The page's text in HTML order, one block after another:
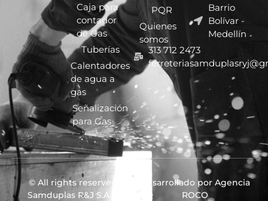
Caja para
contador
de Gas
Tuberías
Calentadores
de agua a
gas
Señalización
para Gas
PQR
Quienes
somos
Barrio
Bolívar -
Medellín
313 712 2473
© All rights reserved
Samduplas R&J S.A.S.
Desarrollado por Agencia
ROCO